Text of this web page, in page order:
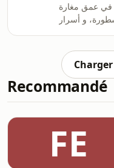
في عمق مغارة
و أسرار
Recommandé
FE